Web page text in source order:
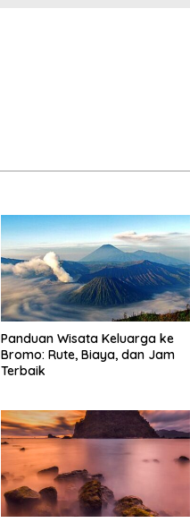
Panduan Wisata Keluarga ke
Bromo: Rute, Biaya, dan Jam
Terbaik